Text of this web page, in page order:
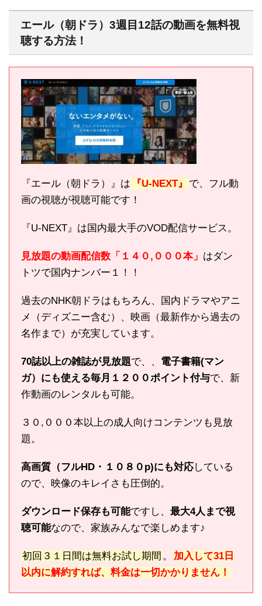
エール（朝ドラ）3週目12話の動画を無料視
聴する方法！
『エール（朝ドラ）』は 『U-NEXT』
で、フル動
画の視聴が視聴可能です！
『U-NEXT』は国内最大手のVOD配信サービス。
見放題の動画配信数「１４０,０００本」 はダン
トツで国内ナンバー１！！
過去のNHK朝ドラはもちろん、国内ドラマやアニ
メ（ディズニー含む）、映画（最新作から過去の
名作まで）が充実しています。
70誌以上の雑誌が見放題で、、 電子書籍(マン
ガ）にも使える毎月１２００ポイント付与で、新
作動画のレンタルも可能。
３０,０００本以上の成人向けコンテンツも見放
題。
高画質（フルHD・１０８０p)にも対応している
ので、映像のキレイさも圧倒的。
ダウンロード保存も可能ですし、 最大4人まで視
聴可能なので、家族みんなで楽しめます♪
初回３１日間は無料お試し期間 。
加入して31日
以内に解約すれば、料金は一切かかりません！